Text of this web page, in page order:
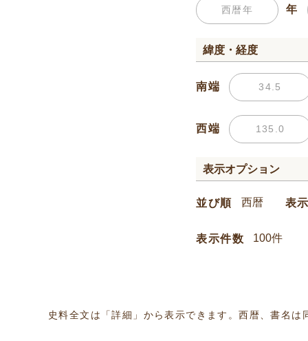
年
緯度・経度
南端
西端
表示オプション
並び順 表
表示件数
史料全文は「詳細」から表示できます。西暦、書名